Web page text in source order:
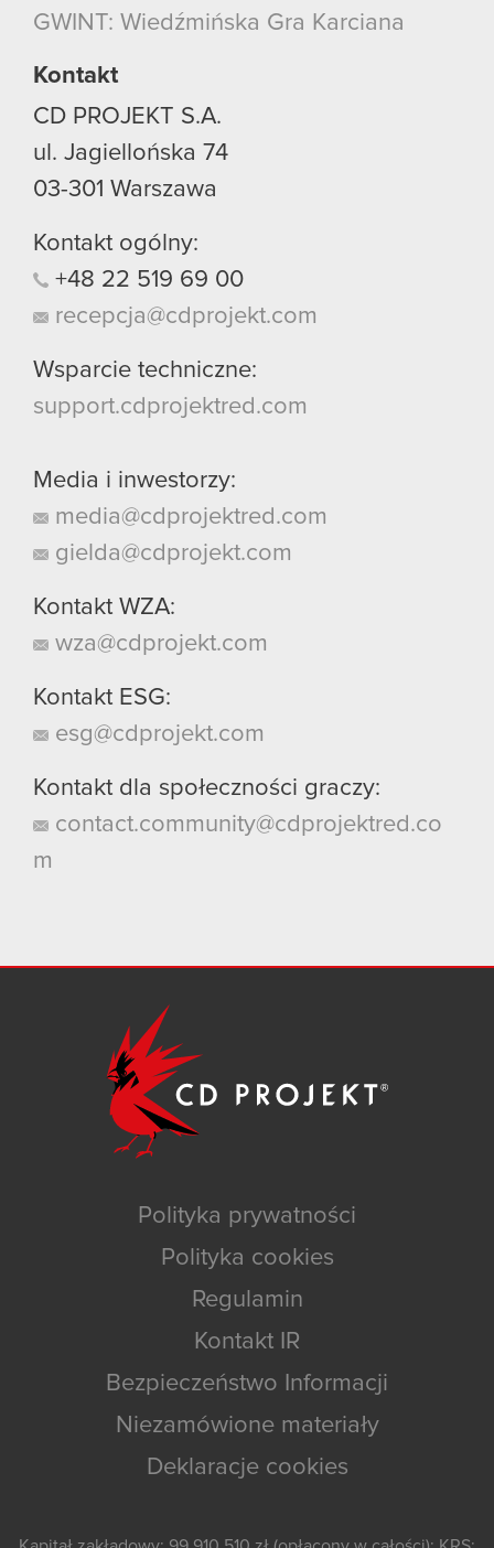
GWINT: Wiedźmińska Gra Karciana
Kontakt
CD PROJEKT S.A.
ul. Jagiellońska 74
03-301 Warszawa
Kontakt ogólny:
+48 22 519 69 00
recepcja@cdprojekt.com
Wsparcie techniczne:
support.cdprojektred.com
Media i inwestorzy:
media@cdprojektred.com
gielda@cdprojekt.com
Kontakt WZA:
wza@cdprojekt.com
Kontakt ESG:
esg@cdprojekt.com
Kontakt dla społeczności graczy:
contact.community@cdprojektred.co
m
Polityka prywatności
Polityka cookies
Regulamin
Kontakt IR
Bezpieczeństwo Informacji
Niezamówione materiały
Deklaracje cookies